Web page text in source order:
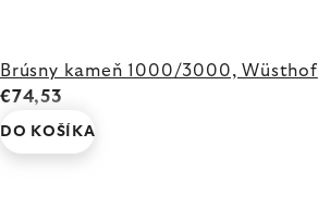
Brúsny kameň 1000/3000, Wüsthof
€74,53
DO KOŠÍKA